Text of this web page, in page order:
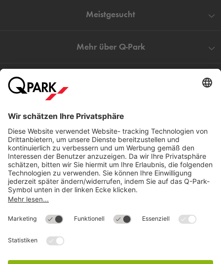
Meistgesucht
Mehr über Q-Park
Direkt zum
Download
Cookie Informationen
©